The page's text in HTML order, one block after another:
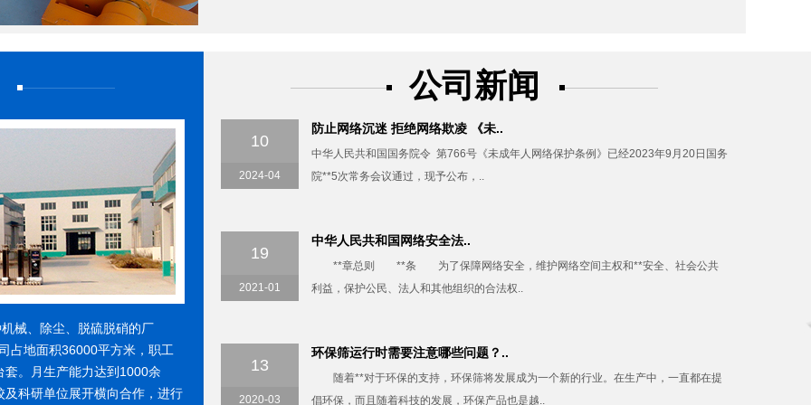
、除尘、脱硫脱硝的厂
地面积36000平方米，职工
。月生产能力达到1000余
科研单位展开横向合作，进行
公司新闻
10
2024-04
防止网络沉迷 拒绝网络欺凌 《未..
中华人民共和国国务院令 第766号《未成年人网络保护条例》已经2023年9月20日国务
院**5次常务会议通过，现予公布，..
19
2021-01
中华人民共和国网络安全法..
**章总则 **条 为了保障网络安全，维护网络空间主权和**安全、社会公共
利益，保护公民、法人和其他组织的合法权..
13
2020-03
环保筛运行时需要注意哪些问题？..
随着**对于环保的支持，环保筛将发展成为一个新的行业。在生产中，一直都在提
倡环保，而且随着科技的发展，环保产品也是越..